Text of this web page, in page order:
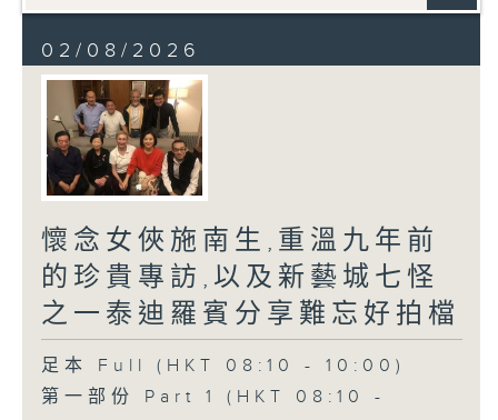
02/08/2026
懷念女俠施南生,重溫九年前
的珍貴專訪,以及新藝城七怪
之一泰迪羅賓分享難忘好拍檔
足本 Full (HKT 08:10 - 10:00)
第一部份 Part 1 (HKT 08:10 -